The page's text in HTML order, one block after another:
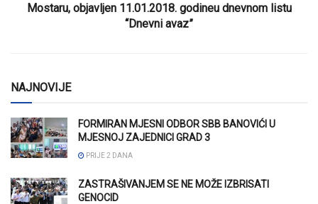
Mostaru, objavljen 11.01.2018. godineu dnevnom listu
“Dnevni avaz”
NAJNOVIJE
FORMIRAN MJESNI ODBOR SBB BANOVIĆI U
MJESNOJ ZAJEDNICI GRAD 3
PRIJE 2 DANA
ZASTRAŠIVANJEM SE NE MOŽE IZBRISATI
GENOCID